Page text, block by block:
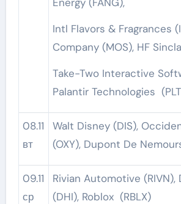
Intl Flavors & Fragrances
Company (MOS), HF
Take-Two Interactive
Palantir Technologies
08.11
вт
Walt Disney (DIS), Occidental Petroleum
(OXY), Dupont De
09.11
ср
Rivian Automotive (RIVN), D.R. Horton
(DHI), Roblox (RBLX)